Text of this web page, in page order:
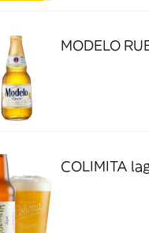
MODELO
COLIMITA